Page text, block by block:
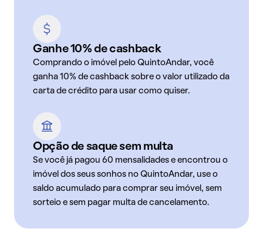
Ganhe 10% de cashback
Comprando o imóvel pelo QuintoAndar, você
ganha 10% de cashback sobre o valor utilizado da
carta de crédito para usar como quiser.
Opção de saque sem multa
Se você já pagou 60 mensalidades e encontrou o
imóvel dos seus sonhos no QuintoAndar, use o
saldo acumulado para comprar seu imóvel, sem
sorteio e sem pagar multa de cancelamento.